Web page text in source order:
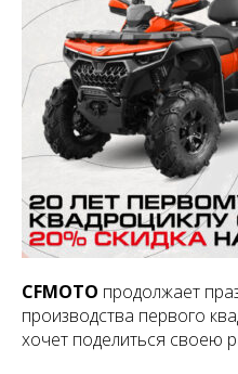
CFMOTO продолжает
производства первого
хочет поделиться своею